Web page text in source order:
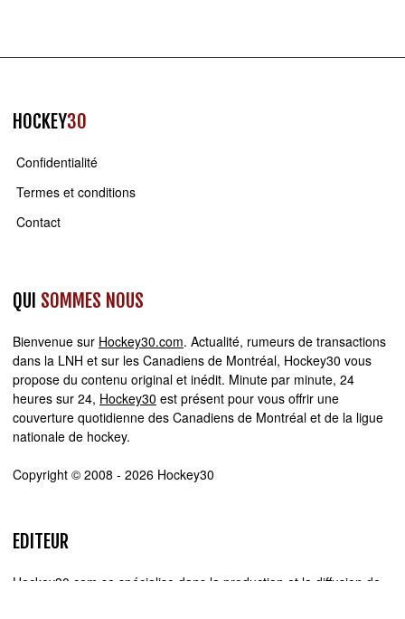
HOCKEY30
Confidentialité
Termes et conditions
Contact
QUI SOMMES NOUS
Bienvenue sur Hockey30.com. Actualité, rumeurs de transactions
dans la LNH et sur les Canadiens de Montréal, Hockey30 vous
propose du contenu original et inédit. Minute par minute, 24
heures sur 24, Hockey30 est présent pour vous offrir une
couverture quotidienne des Canadiens de Montréal et de la ligue
nationale de hockey.
Copyright © 2008 - 2026 Hockey30
EDITEUR
Hockey30.com se spécialise dans la production et la diffusion de